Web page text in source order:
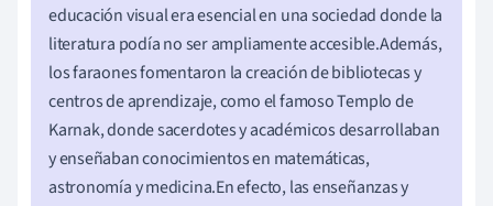
educación visual era esencial en una sociedad donde la
literatura podía no ser ampliamente accesible.Además,
los faraones fomentaron la creación de bibliotecas y
centros de aprendizaje, como el famoso Templo de
Karnak, donde sacerdotes y académicos desarrollaban
y enseñaban conocimientos en matemáticas,
astronomía y medicina.En efecto, las enseñanzas y